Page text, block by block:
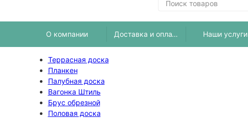
О компании Доставка и оплата Наши услуги
Террасная доска
Планкен
Палубная доска
Вагонка Штиль
Брус обрезной
Половая доска